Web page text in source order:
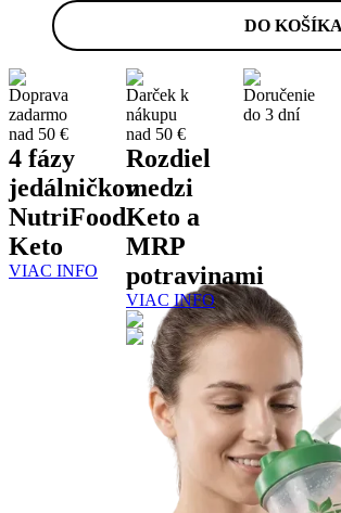
DO KOŠÍKA
Doprava
zadarmo
nad 50 €
Darček k
nákupu
nad 50 €
Doručenie
do 3 dní
4 fázy
jedálničkov
NutriFood
Keto
VIAC INFO
Rozdiel
medzi
Keto a
MRP
potravinami
VIAC INFO